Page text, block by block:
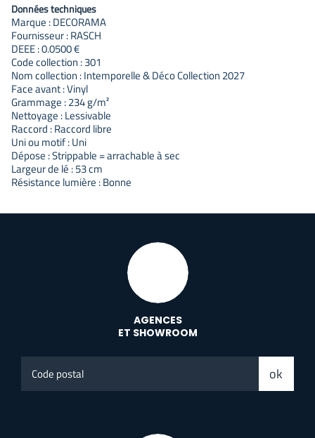
Données techniques
Marque : DECORAMA
Fournisseur : RASCH
DEEE : 0.0500 €
Code collection : 301
Nom collection : Intemporelle & Déco Collection 2027
Face avant : Vinyl
Grammage : 234 g/m²
Nettoyage : Lessivable
Raccord : Raccord libre
Uni ou motif : Uni
Dépose : Strippable = arrachable à sec
Largeur de lé : 53 cm
Résistance lumière : Bonne
AGENCES
ET SHOWROOM
postal
ok